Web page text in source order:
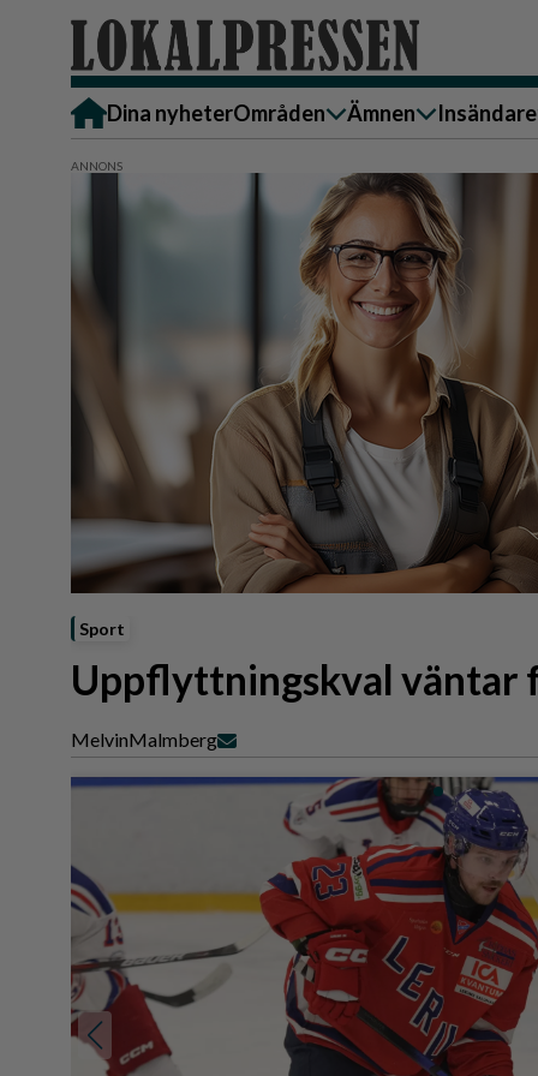
Dina nyheterOmråden
Alingsås
Härryda
Lerum
Partille
Göteborg
Backa/Kärra
Hisingen
Sydväst
Ämnen
Bostad
Ekonomi
Krönika
Kultur & Nöje
Familj
Nyheter
Näringsliv
Omsorg
Politik
Reportage
Sport
Insändare
Skicka
Härryda
Lerum
Göteborg
Backa/
Hisingen
Sydväst
Sport
Uppflyttningskval väntar
MelvinMalmberg